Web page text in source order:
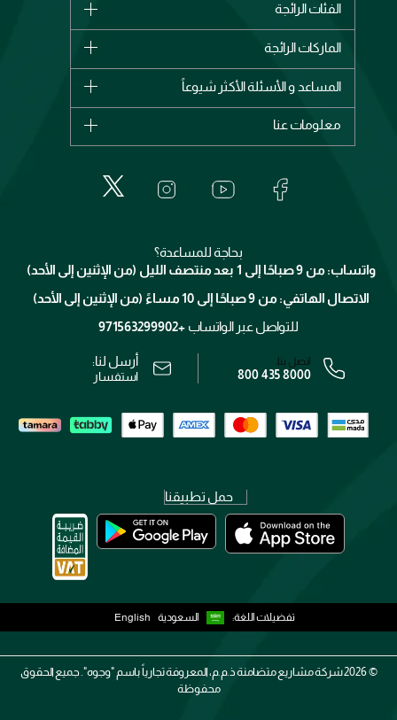
الفئات الرائجة
الأكثر مبيعاً
اشترِ بطاقة هدية
الماركات الرائجة
بربري
إيف سان لوران
المساعد و الأسئلة الأكثر شيوعاً
الإرجاع
معلومات عنا
خدمات المعارض
برنامج الولاء ميوز
الوظائف
الشروط و الأحكام
رقم السجل التجاري: 7013320481 — صادر من وزارة التجارة
بحاجة للمساعدة؟
واتساب: من 9 صباحًا إلى 1 بعد منتصف الليل (من الإثنين إلى الأحد)
الاتصال الهاتفي: من 9 صباحًا إلى 10 مساءً (من الإثنين إلى الأحد)
للتواصل عبر الواتساب +971563299902
اتصل بنا:
800 435 8000
أرسل لنا:
استفسار
حمل تطبيقنا
تفضيلات اللغة: السعودية English
2026 ©شركة مشاريع متضامنة ذ.م.م، المعروفة تجارياً باسم "وجوه". جميع الحقوق
محفوظة